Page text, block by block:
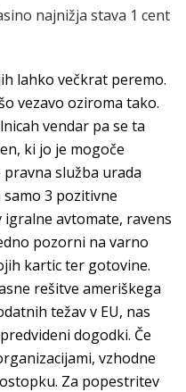
najnižja stava 1 cent
lahko večkrat peremo.
vezavo oziroma tako.
vendar pa se ta
ki jo je mogoče
služba urada
3 pozitivne
igralne avtomate, ravens
pozorni na varno
kartic ter gotovine.
rešitve ameriškega
težav v EU, nas
dogodki. Če
vzhodne
Za popestritev